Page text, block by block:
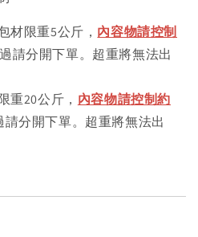
材限重5公斤， 內容物請控制
請分開下單。超重將無法出
重20公斤， 內容物請控制約
請分開下單。超重將無法出